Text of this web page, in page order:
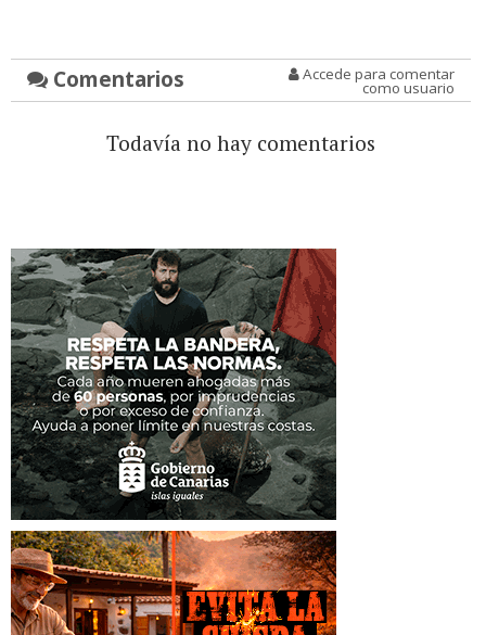
Comentarios Accede para comentar
como usuario
Todavía no hay comentarios